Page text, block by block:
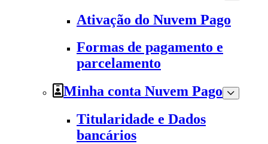
Ativação do Nuvem Pago
Formas de pagamento e
parcelamento
Minha conta Nuvem Pago
Titularidade e Dados
bancários